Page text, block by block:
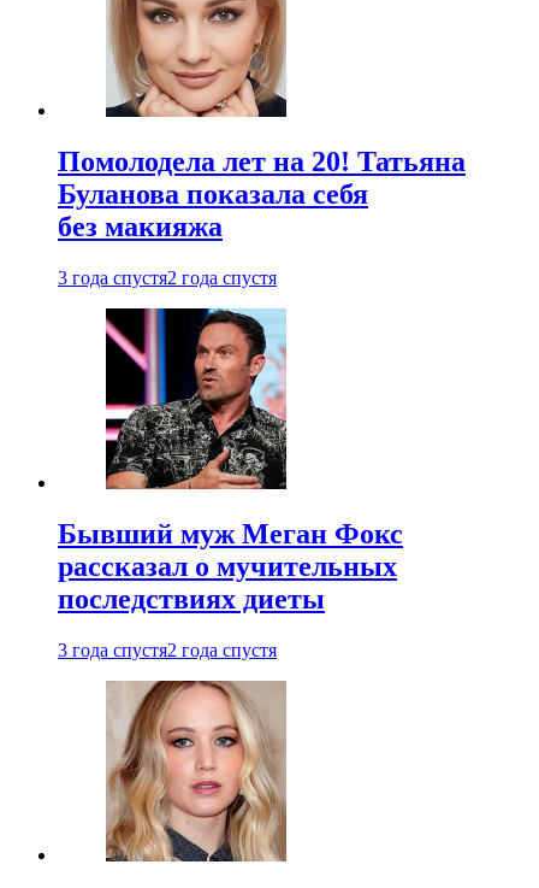
Помолодела лет на 20! Татьяна
Буланова показала себя
без макияжа
3 года спустя2 года спустя
Бывший муж Меган Фокс
рассказал о мучительных
последствиях диеты
3 года спустя2 года спустя